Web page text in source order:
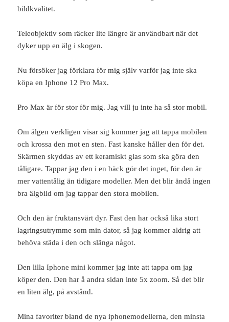
bildkvalitet.
Teleobjektiv som räcker lite längre är användbart när det
dyker upp en älg i skogen.
Nu försöker jag förklara för mig själv varför jag inte ska
köpa en Iphone 12 Pro Max.
Pro Max är för stor för mig. Jag vill ju inte ha så stor mobil.
Om älgen verkligen visar sig kommer jag att tappa mobilen
och krossa den mot en sten. Fast kanske håller den för det.
Skärmen skyddas av ett keramiskt glas som ska göra den
tåligare. Tappar jag den i en bäck gör det inget, för den är
mer vattentålig än tidigare modeller. Men det blir ändå ingen
bra älgbild om jag tappar den stora mobilen.
Och den är fruktansvärt dyr. Fast den har också lika stort
lagringsutrymme som min dator, så jag kommer aldrig att
behöva städa i den och slänga något.
Den lilla Iphone mini kommer jag inte att tappa om jag
köper den. Den har å andra sidan inte 5x zoom. Så det blir
en liten älg, på avstånd.
Mina favoriter bland de nya iphonemodellerna, den minsta